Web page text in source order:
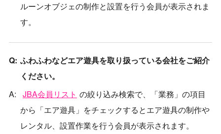
ルーンオブジェの制作と設置を行う会員が表示されま
す。
ふわふわなどエア遊具を取り扱っている会社をご紹介
ください。
JBA会員リスト の絞り込み検索で、「業務」の項目
から「エア遊具」をチェックするとエア遊具の制作や
レンタル、設置作業を行う会員が表示されます。